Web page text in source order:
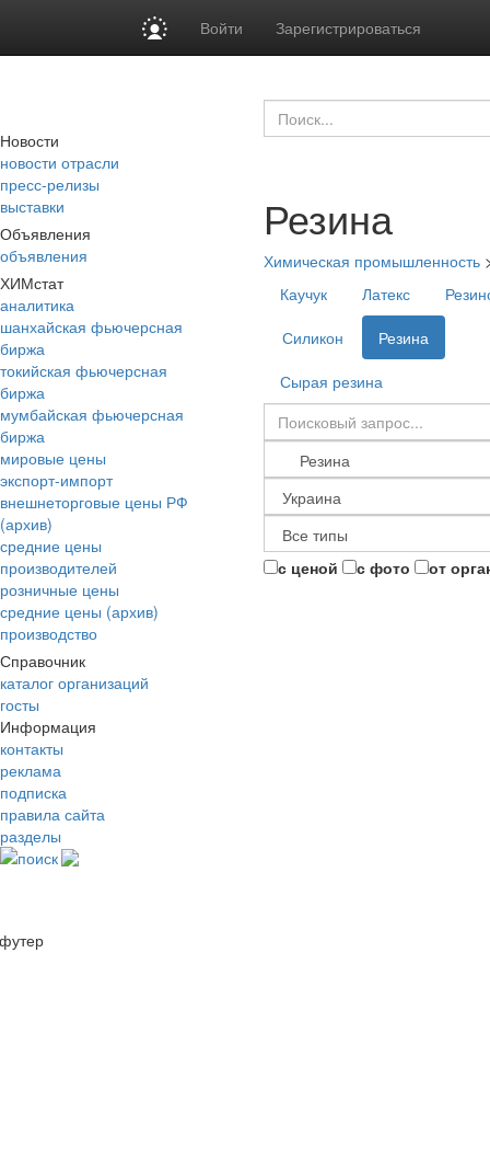
Войти Зарегистрироваться
Новости
новости отрасли
пресс-релизы
выставки
Объявления
объявления
ХИМстат
аналитика
шанхайская фьючерсная
биржа
токийская фьючерсная
биржа
мумбайская фьючерсная
биржа
мировые цены
экспорт-импорт
внешнеторговые цены РФ
(архив)
средние цены
производителей
розничные цены
средние цены (архив)
производство
Справочник
каталог организаций
госты
Информация
контакты
реклама
подписка
правила сайта
разделы
поиск
Резина
Химическая промышленность
Каучук
Латекс
Силикон
Резина
Сырая резина
с ценой с фото от
футер